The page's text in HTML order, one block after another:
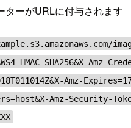
ターがURLに付与されます
HMAC-SHA256&X-Amz-
Amz-
Amz-Security-